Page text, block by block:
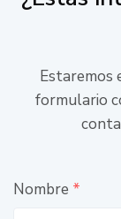
Estaremos
formulario
Nombre *